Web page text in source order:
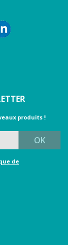
produits !
de